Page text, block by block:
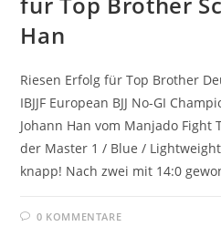
Han
Riesen Erfolg für Top Brother
IBJJF European BJJ No-GI
Johann Han vom Manjado Fight
der Master 1 / Blue /
knapp! Nach zwei mit 14:0
0 KOMMENTARE